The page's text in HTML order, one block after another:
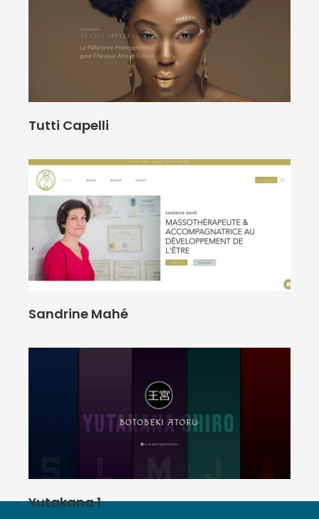
Tutti Capelli
Sandrine Mahé
Yutakana 1